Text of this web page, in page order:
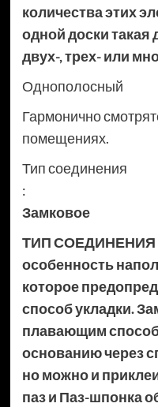
количества этих
одной доски такая
двух-, трех- или
Однополосный
Гармонично
помещениях.
Тип соединения
:
Замковое
ТИП СОЕДИНЕНИЯ –
особенность
которое
способ укладки.
плавающим
основанию через
но можно и
паз и Паз-шпонка